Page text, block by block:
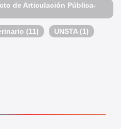
de Articulación Pública-
(11) UNSTA (1)